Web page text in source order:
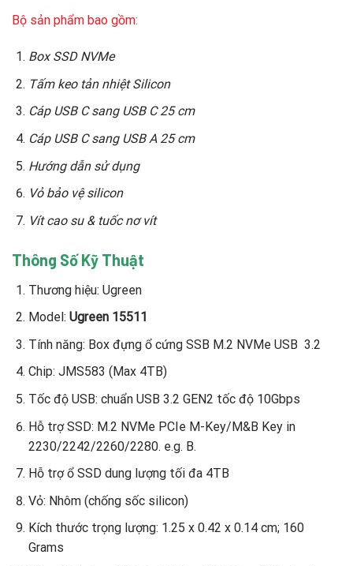
Bộ sản phẩm bao gồm:
Box SSD NVMe
Tấm keo tản nhiệt Silicon
Cáp USB C sang USB C 25 cm
Cáp USB C sang USB A 25 cm
Hướng dẫn sử dụng
Vỏ bảo vệ silicon
Vít cao su & tuốc nơ vít
Thông Số Kỹ Thuật
Thương hiệu: Ugreen
Model: Ugreen 15511
Tính năng: Box đựng ổ cứng SSB M.2 NVMe USB 3.2
Chip: JMS583 (Max 4TB)
Tốc độ USB: chuẩn USB 3.2 GEN2 tốc độ 10Gbps
Hỗ trợ SSD: M.2 NVMe PCIe M-Key/M&B Key in
2230/2242/2260/2280. e.g. B.
Hỗ trợ ổ SSD dung lượng tối đa 4TB
Vỏ: Nhôm (chống sốc silicon)
Kích thước trọng lượng: 1.25 x 0.42 x 0.14 cm; 160
Grams